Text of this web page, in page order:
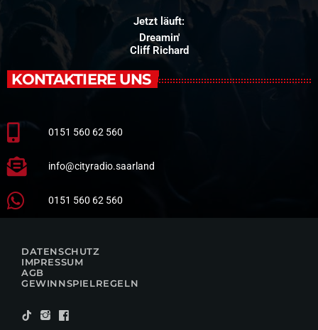
Jetzt läuft:
Dreamin'
Cliff Richard
KONTAKTIERE UNS
0151 560 62 560
info@cityradio.saarland
0151 560 62 560
DATENSCHUTZ
IMPRESSUM
AGB
GEWINNSPIELREGELN